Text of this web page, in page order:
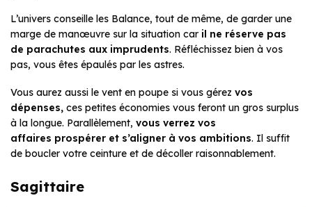
L’univers conseille les Balance, tout de même, de garder une
marge de manœuvre sur la situation car il ne réserve pas
de parachutes aux imprudents. Réfléchissez bien à vos
pas, vous êtes épaulés par les astres.
Vous aurez aussi le vent en poupe si vous gérez vos
dépenses, ces petites économies vous feront un gros surplus
à la longue. Parallèlement, vous verrez vos
affaires prospérer et s’aligner à vos ambitions. Il suffit
de boucler votre ceinture et de décoller raisonnablement.
Sagittaire